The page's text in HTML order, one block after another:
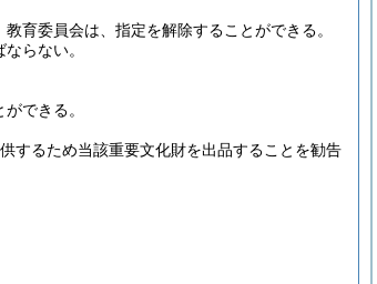
育委員会は、指定を解除することができる。
らない。
できる。
するため当該重要文化財を出品することを勧告